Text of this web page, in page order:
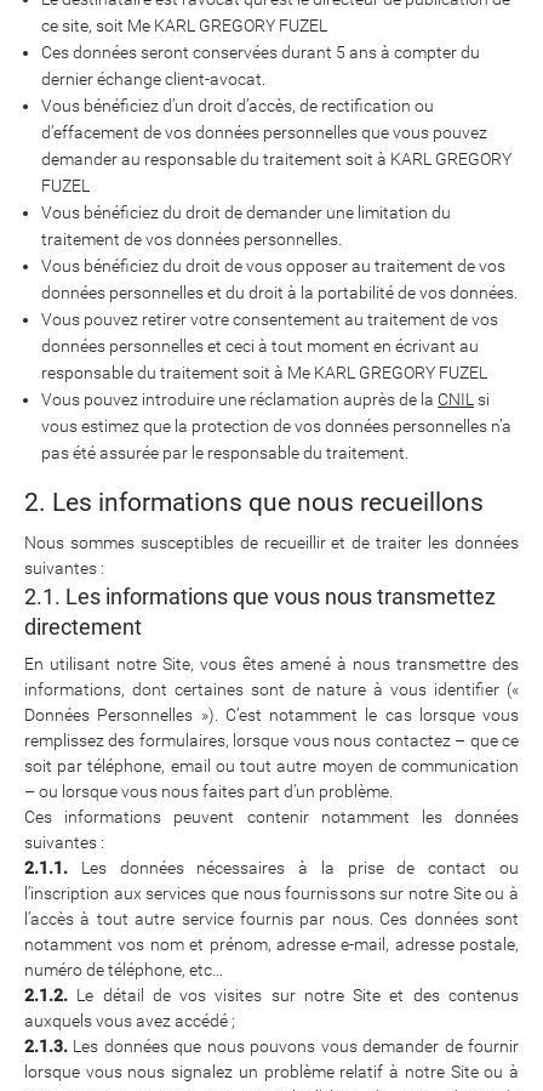
ce site, soit Me KARL GREGORY FUZEL
Ces données seront conservées durant 5 ans à compter du
dernier échange client-avocat.
Vous bénéficiez d’un droit d’accès, de rectification ou
d’effacement de vos données personnelles que vous pouvez
demander au responsable du traitement soit à KARL GREGORY
FUZEL
Vous bénéficiez du droit de demander une limitation du
traitement de vos données personnelles.
Vous bénéficiez du droit de vous opposer au traitement de vos
données personnelles et du droit à la portabilité de vos données.
Vous pouvez retirer votre consentement au traitement de vos
données personnelles et ceci à tout moment en écrivant au
responsable du traitement soit à Me KARL GREGORY FUZEL
Vous pouvez introduire une réclamation auprès de la CNIL si
vous estimez que la protection de vos données personnelles n’a
pas été assurée par le responsable du traitement.
2. Les informations que nous recueillons
Nous sommes susceptibles de recueillir et de traiter les données
suivantes :
2.1. Les informations que vous nous transmettez
directement
En utilisant notre Site, vous êtes amené à nous transmettre des
informations, dont certaines sont de nature à vous identifier («
Données Personnelles »). C’est notamment le cas lorsque vous
remplissez des formulaires, lorsque vous nous contactez – que ce
soit par téléphone, email ou tout autre moyen de communication
– ou lorsque vous nous faites part d’un problème.
Ces informations peuvent contenir notamment les données
suivantes :
2.1.1. Les données nécessaires à la prise de contact ou
l’inscription aux services que nous fournissons sur notre Site ou à
l’accès à tout autre service fournis par nous. Ces données sont
notamment vos nom et prénom, adresse e-mail, adresse postale,
numéro de téléphone, etc…
2.1.2. Le détail de vos visites sur notre Site et des contenus
auxquels vous avez accédé ;
2.1.3. Les données que nous pouvons vous demander de fournir
lorsque vous nous signalez un problème relatif à notre Site ou à